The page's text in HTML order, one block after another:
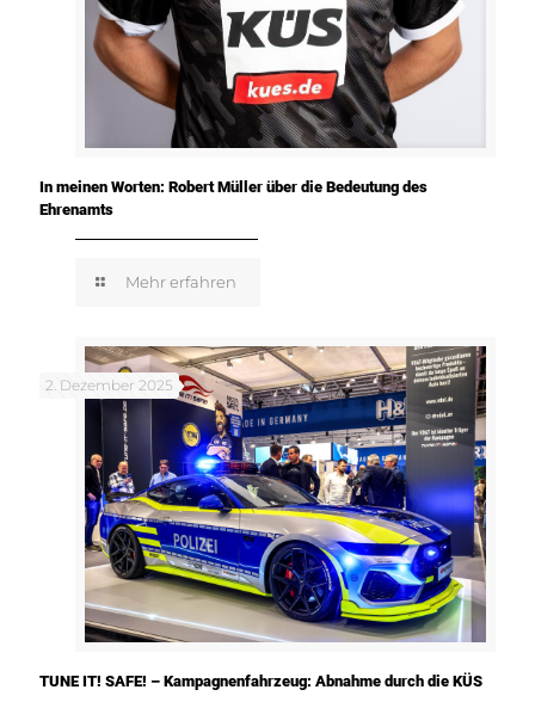
In meinen Worten: Robert Müller über die Bedeutung des
Ehrenamts
Mehr erfahren
2. Dezember 2025
TUNE IT! SAFE! – Kampagnenfahrzeug: Abnahme durch die KÜS